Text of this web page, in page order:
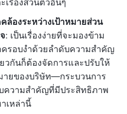
เรื่องส่วนตัวอื่นๆ
ล้องระหว่างเป้าหมายส่วน
: เป็นเรื่องง่ายที่จะมองข้าม
รอบงำด้วยลำดับความสำคัญ
วกันก็ต้องจัดการและปรับให้
ายของบริษัท—กระบวนการ
ความสำคัญที่มีประสิทธิภาพ
เหล่านี้